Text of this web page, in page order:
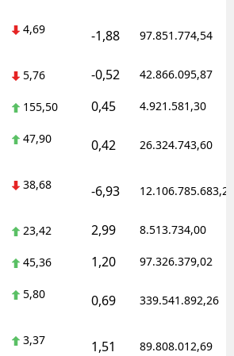
4,69 -1,88 97.851.774,54
5,76 -0,52 42.866.095,87
155,50 0,45 4.921.581,30
47,90 0,42 26.324.743,60
38,68 -6,93 12.106.785.683,20
23,42 2,99 8.513.734,00
45,36 1,20 97.326.379,02
5,80 0,69 339.541.892,26
3,37 1,51 89.808.012,69